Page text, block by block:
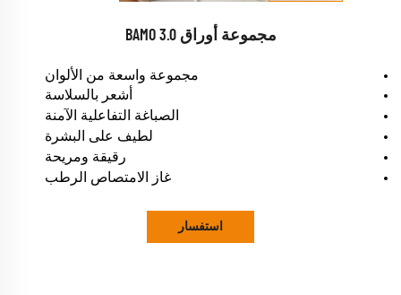
مجموعة أوراق BAMO 3.0
مجموعة واسعة من الألوان
أشعر بالسلاسة
الصباغة التفاعلية الآمنة
لطيف على البشرة
رقيقة ومريحة
غاز الامتصاص الرطب
استفسار